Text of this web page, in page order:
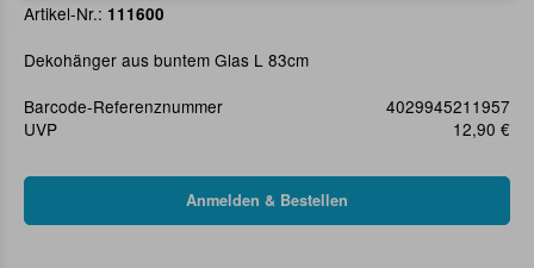
Artikel-Nr.: 111600
Dekohänger aus buntem Glas L 83cm
Barcode-Referenznummer
4029945211957
UVP
12,90 €